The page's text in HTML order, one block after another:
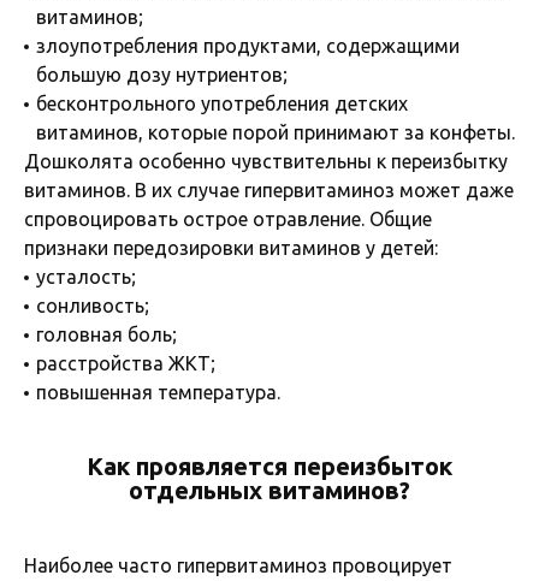
витаминов;
злоупотребления продуктами, содержащими
большую дозу нутриентов;
бесконтрольного употребления детских
витаминов, которые порой принимают за конфеты.
Дошколята особенно чувствительны к переизбытку
витаминов. В их случае гипервитаминоз может даже
спровоцировать острое отравление. Общие
признаки передозировки витаминов у детей:
усталость;
сонливость;
головная боль;
расстройства ЖКТ;
повышенная температура.
Как проявляется переизбыток
отдельных витаминов?
Наиболее часто гипервитаминоз провоцирует